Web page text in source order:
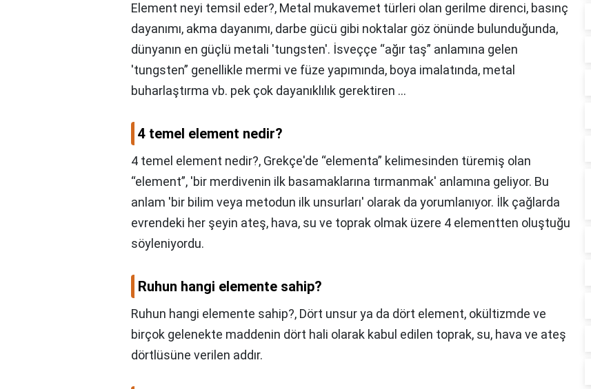
Element neyi temsil eder?, Metal mukavemet türleri olan gerilme direnci, basınç
dayanımı, akma dayanımı, darbe gücü gibi noktalar göz önünde bulunduğunda,
dünyanın en güçlü metali 'tungsten'. İsveççe “ağır taş” anlamına gelen
'tungsten” genellikle mermi ve füze yapımında, boya imalatında, metal
buharlaştırma vb. pek çok dayanıklılık gerektiren ...
4 temel element nedir?
4 temel element nedir?, Grekçe'de “elementa” kelimesinden türemiş olan
“element”, 'bir merdivenin ilk basamaklarına tırmanmak' anlamına geliyor. Bu
anlam 'bir bilim veya metodun ilk unsurları' olarak da yorumlanıyor. İlk çağlarda
evrendeki her şeyin ateş, hava, su ve toprak olmak üzere 4 elementten oluştuğu
söyleniyordu.
Ruhun hangi elemente sahip?
Ruhun hangi elemente sahip?, Dört unsur ya da dört element, okültizmde ve
birçok gelenekte maddenin dört hali olarak kabul edilen toprak, su, hava ve ateş
dörtlüsüne verilen addır.